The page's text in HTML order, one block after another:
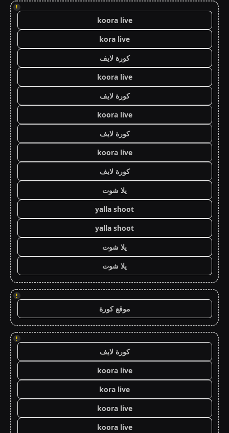
!
koora live
kora live
كورة لايف
koora live
كورة لايف
koora live
كورة لايف
koora live
كورة لايف
يلا شوت
yalla shoot
yalla shoot
يلا شوت
يلا شوت
!
موقع كورة
!
كورة لايف
koora live
kora live
koora live
koora live